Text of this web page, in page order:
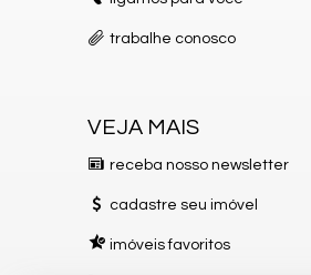
trabalhe conosco
VEJA MAIS
receba nosso newsletter
cadastre seu imóvel
imóveis favoritos